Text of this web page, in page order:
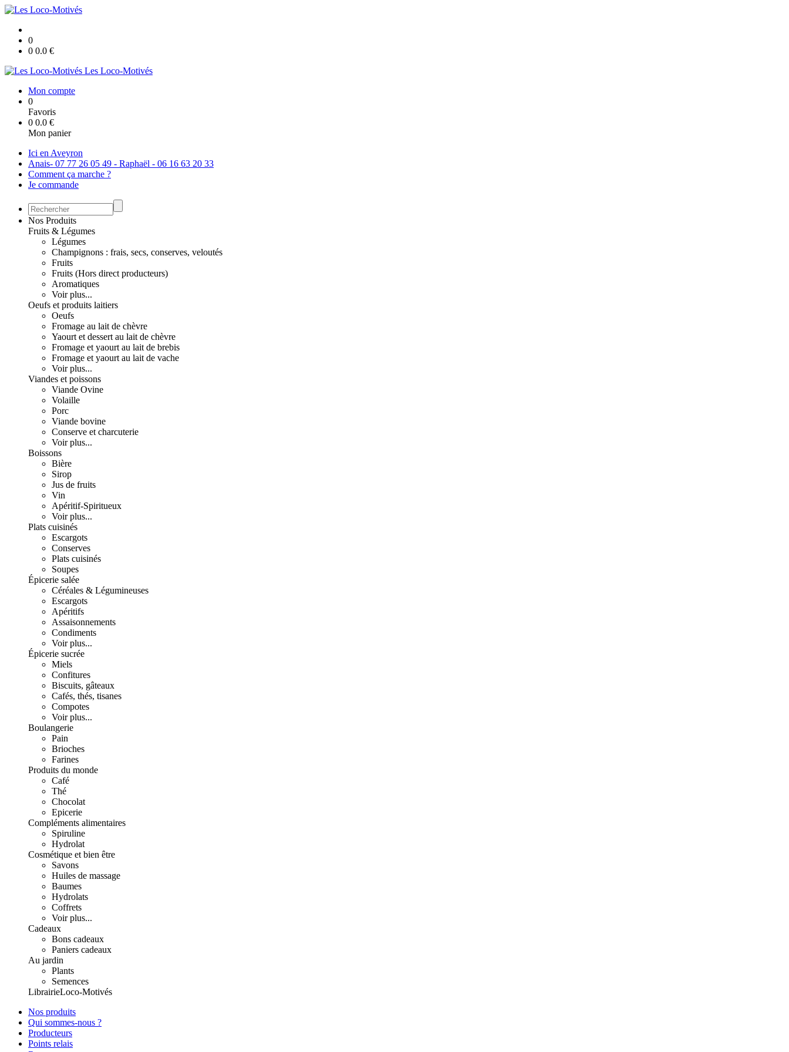
0
0 0.0 €
Les Loco-Motivés
Mon compte
0
Favoris
0 0.0 €
Mon panier
Ici en Aveyron
Anais- 07 77 26 05 49 - Raphaël - 06 16 63 20 33
Comment ça marche ?
Je commande
Nos Produits
Fruits & Légumes
Légumes
Champignons : frais, secs, conserves, veloutés
Fruits
Fruits (Hors direct producteurs)
Aromatiques
Voir plus...
Oeufs et produits laitiers
Oeufs
Fromage au lait de chèvre
Yaourt et dessert au lait de chèvre
Fromage et yaourt au lait de brebis
Fromage et yaourt au lait de vache
Voir plus...
Viandes et poissons
Viande Ovine
Volaille
Porc
Viande bovine
Conserve et charcuterie
Voir plus...
Boissons
Bière
Sirop
Jus de fruits
Vin
Apéritif-Spiritueux
Voir plus...
Plats cuisinés
Escargots
Conserves
Plats cuisinés
Soupes
Épicerie salée
Céréales & Légumineuses
Escargots
Apéritifs
Assaisonnements
Condiments
Voir plus...
Épicerie sucrée
Miels
Confitures
Biscuits, gâteaux
Cafés, thés, tisanes
Compotes
Voir plus...
Boulangerie
Pain
Brioches
Farines
Produits du monde
Café
Thé
Chocolat
Epicerie
Compléments alimentaires
Spiruline
Hydrolat
Cosmétique et bien être
Savons
Huiles de massage
Baumes
Hydrolats
Coffrets
Voir plus...
Cadeaux
Bons cadeaux
Paniers cadeaux
Au jardin
Plants
Semences
LibrairieLoco-Motivés
Nos produits
Qui sommes-nous ?
Producteurs
Points relais